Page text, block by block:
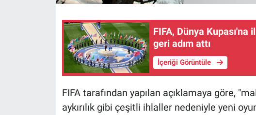
FIFA, Dünya Kupası'na
geri adım attı
İçeriği Görüntüle
FIFA tarafından yapılan açıklamaya göre,
aykırılık gibi çeşitli ihlaller nedeniyle yeni